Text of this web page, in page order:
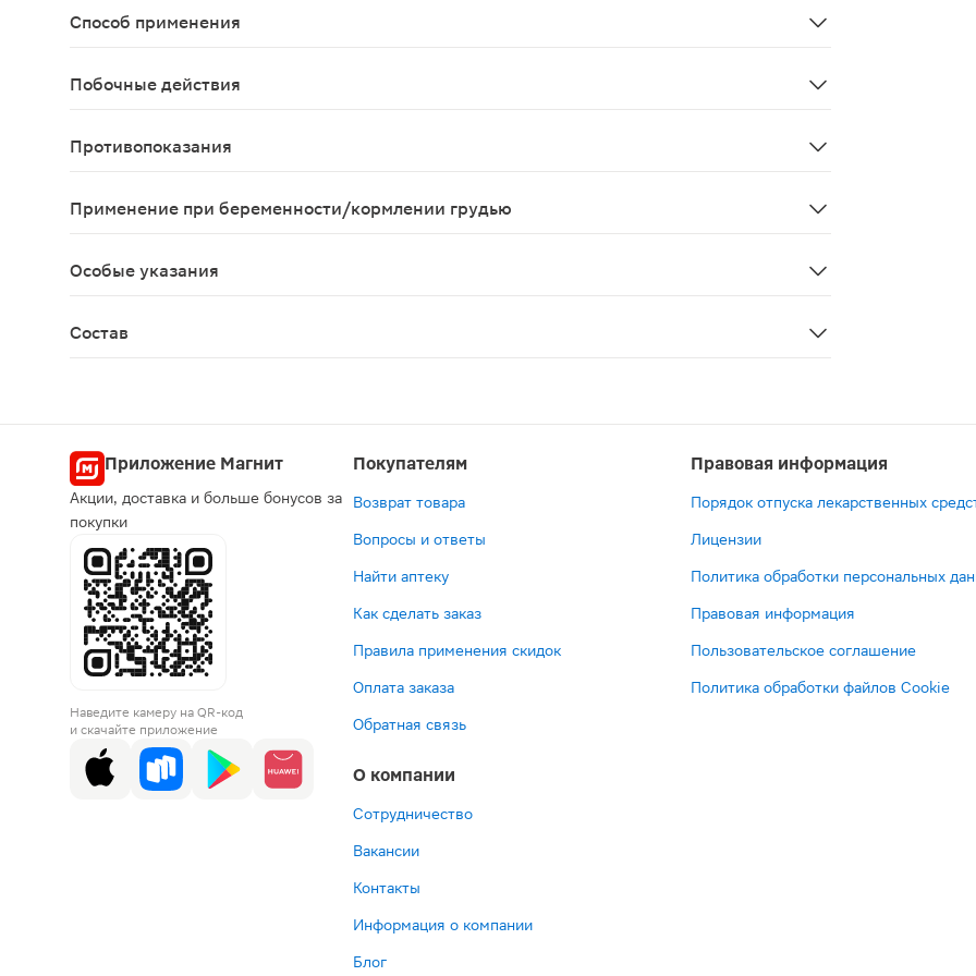
Способ применения
Взрослым и детям старше 14 лет по 0,5 г (1/3 чайной ложки) размолотых плодов в день во время еды,
Побочные действия
Противопоказания
Применение при беременности/кормлении грудью
Особые указания
Состав
Приложение Магнит
Акции, доставка и больше бонусов за
покупки
Наведите камеру на QR-код
и скачайте приложение
Покупателям
Возврат товара
Вопросы и ответы
Найти аптеку
Как сделать заказ
Правила применения скидок
Оплата заказа
Обратная связь
О компании
Сотрудничество
Вакансии
Контакты
Информация о компании
Блог
Правовая информация
Порядок отпуска лекарственных
Лицензии
Политика обработки персональных
Правовая информация
Пользовательское соглашение
Политика обработки файлов Cookie